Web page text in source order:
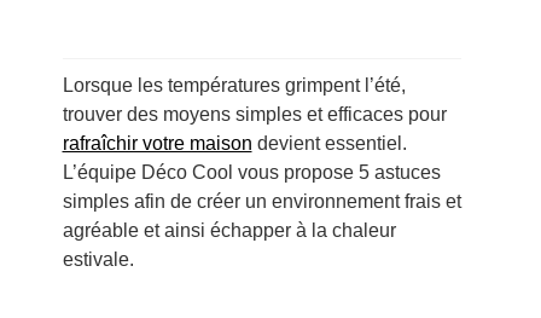
Lorsque les températures grimpent l’été,
trouver des moyens simples et efficaces pour
rafraîchir votre maison devient essentiel.
L’équipe Déco Cool vous propose 5 astuces
simples afin de créer un environnement frais et
agréable et ainsi échapper à la chaleur
estivale.